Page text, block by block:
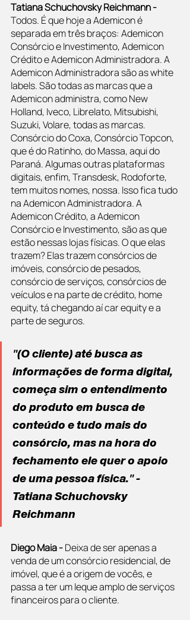
Tatiana Schuchovsky Reichmann -
Todos. É que hoje a Ademicon é
separada em três braços: Ademicon
Consórcio e Investimento, Ademicon
Crédito e Ademicon Administradora. A
Ademicon Administradora são as white
labels. São todas as marcas que a
Ademicon administra, como New
Holland, Iveco, Librelato, Mitsubishi,
Suzuki, Volare, todas as marcas.
Consórcio do Coxa, Consórcio Topcon,
que é do Ratinho, do Massa, aqui do
Paraná. Algumas outras plataformas
digitais, enfim, Transdesk, Rodoforte,
tem muitos nomes, nossa. Isso fica tudo
na Ademicon Administradora. A
Ademicon Crédito, a Ademicon
Consórcio e Investimento, são as que
estão nessas lojas físicas. O que elas
trazem? Elas trazem consórcios de
imóveis, consórcio de pesados,
consórcio de serviços, consórcios de
veículos e na parte de crédito, home
equity, tá chegando aí car equity e a
parte de seguros.
"(O cliente) até busca as
informações de forma digital,
começa sim o entendimento
do produto em busca de
conteúdo e tudo mais do
consórcio, mas na hora do
fechamento ele quer o apoio
de uma pessoa física." -
Tatiana Schuchovsky
Reichmann
Diego Maia - Deixa de ser apenas a
venda de um consórcio residencial, de
imóvel, que é a origem de vocês, e
passa a ter um leque amplo de serviços
financeiros para o cliente.